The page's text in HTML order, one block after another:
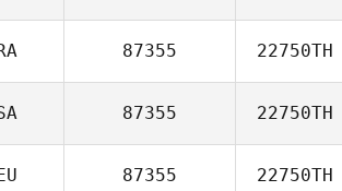
87355 22750TH
87355 22750TH
87355 22750TH